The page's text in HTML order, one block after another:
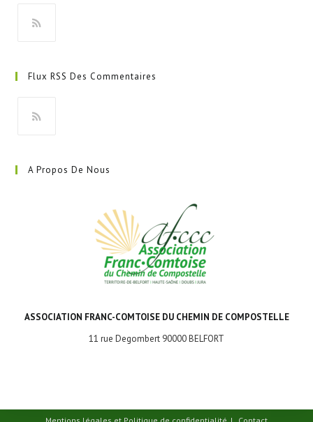
un
onglet
Flux RSS Des Commentaires
un
A Propos De Nous
ASSOCIATION FRANC-COMTOISE DU CHEMIN DE COMPOSTELLE
11 rue Degombert 90000 BELFORT